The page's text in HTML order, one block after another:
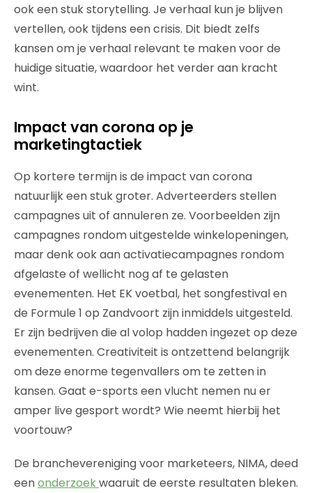
ook een stuk storytelling. Je verhaal kun je blijven
vertellen, ook tijdens een crisis. Dit biedt zelfs
kansen om je verhaal relevant te maken voor de
huidige situatie, waardoor het verder aan kracht
wint.
Impact van corona op je
marketingtactiek
Op kortere termijn is de impact van corona
natuurlijk een stuk groter. Adverteerders stellen
campagnes uit of annuleren ze. Voorbeelden zijn
campagnes rondom uitgestelde winkelopeningen,
maar denk ook aan activatiecampagnes rondom
afgelaste of wellicht nog af te gelasten
evenementen. Het EK voetbal, het songfestival en
de Formule 1 op Zandvoort zijn inmiddels uitgesteld.
Er zijn bedrijven die al volop hadden ingezet op deze
evenementen. Creativiteit is ontzettend belangrijk
om deze enorme tegenvallers om te zetten in
kansen. Gaat e-sports een vlucht nemen nu er
amper live gesport wordt? Wie neemt hierbij het
voortouw?
De branchevereniging voor marketeers, NIMA, deed
eenonderzoekwaaruit de eerste resultaten bleken.